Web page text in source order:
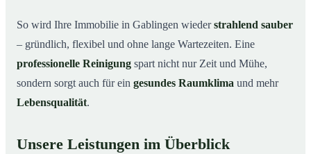
So wird Ihre Immobilie in Gablingen wiederstrahlend sauber
– gründlich, flexibel und ohne lange Wartezeiten. Eine
professionelle Reinigung spart nicht nur Zeit und Mühe,
sondern sorgt auch für ein gesundes Raumklima und mehr
Lebensqualität.
Unsere Leistungen im Überblick